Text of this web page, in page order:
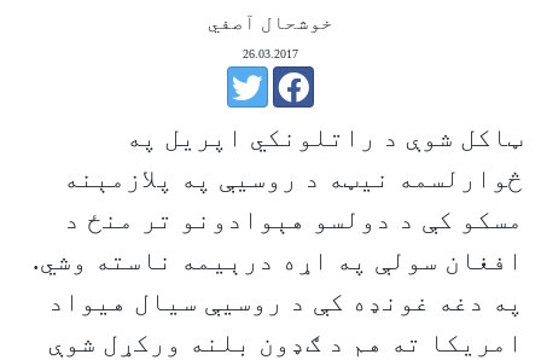
خوشحال آصفي
26.03.2017
ټاکل شوې د راتلونکي اپریل په
څوارلسمه نیټه د روسیې په پلازمېنه
مسکو کې د دولسو هېوادونو تر منځ د
افغان سولې په اړه درېیمه ناسته وشي.
په دغه غونډه کې د روسيې سيال هيواد
امریکا ته هم د ګډون بلنه ورکړل شوې